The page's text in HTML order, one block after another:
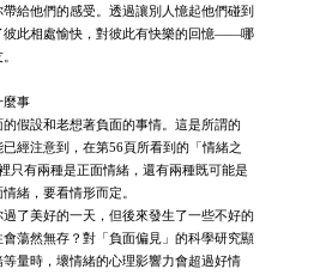
給他們的感受。透過讓別人憶起他們碰到
彼此相處愉快，對彼此有快樂的回憶——哪
麼事
假設和老想著負面的事情。這是所謂的
已經注意到，在第56頁所看到的「情緒之
只有兩種是正面情緒，還有兩種既可能是
緒，要看情形而定。
了美好的一天，但後來發生了一些不好的
蕩然無存？對「負面偏見」的科學研究顯
量時，壞情緒的心理影響力會超過好情